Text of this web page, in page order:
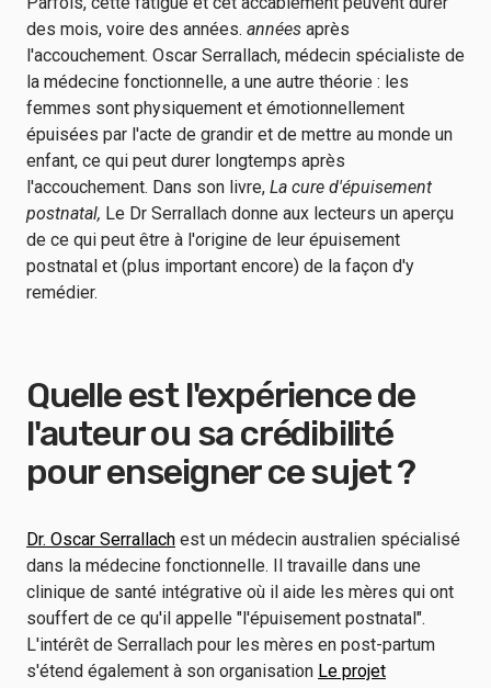
des mois, voire des années. années après
l'accouchement. Oscar Serrallach, médecin spécialiste de
la médecine fonctionnelle, a une autre théorie : les
femmes sont physiquement et émotionnellement
épuisées par l'acte de grandir et de mettre au monde un
enfant, ce qui peut durer longtemps après
l'accouchement. Dans son livre, La cure d'épuisement
postnatal, Le Dr Serrallach donne aux lecteurs un aperçu
de ce qui peut être à l'origine de leur épuisement
postnatal et (plus important encore) de la façon d'y
remédier.
Quelle est l'expérience de
l'auteur ou sa crédibilité
pour enseigner ce sujet ?
Dr. Oscar Serrallach est un médecin australien spécialisé
dans la médecine fonctionnelle. Il travaille dans une
clinique de santé intégrative où il aide les mères qui ont
souffert de ce qu'il appelle "l'épuisement postnatal".
L'intérêt de Serrallach pour les mères en post-partum
s'étend également à son organisation Le projet